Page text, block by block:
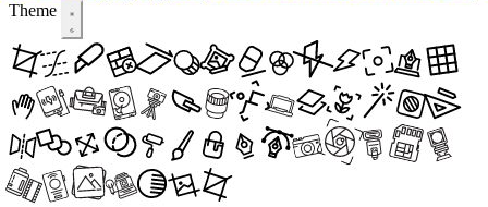
Theme